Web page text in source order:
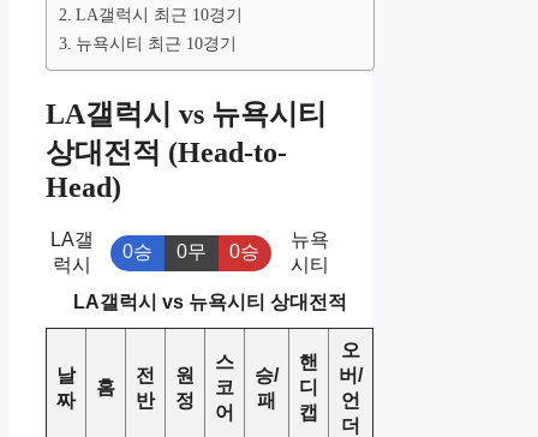
LA갤럭시 최근 10경기
뉴욕시티 최근 10경기
LA갤럭시 vs 뉴욕시티
상대전적 (Head-to-
Head)
LA갤
럭시
0승 0무 0승
뉴욕
시티
LA갤럭시 vs 뉴욕시티 상대전적
날
짜
홈
전
반
원
정
스
코
어
승/
패
핸
디
캡
오
버/
언
더